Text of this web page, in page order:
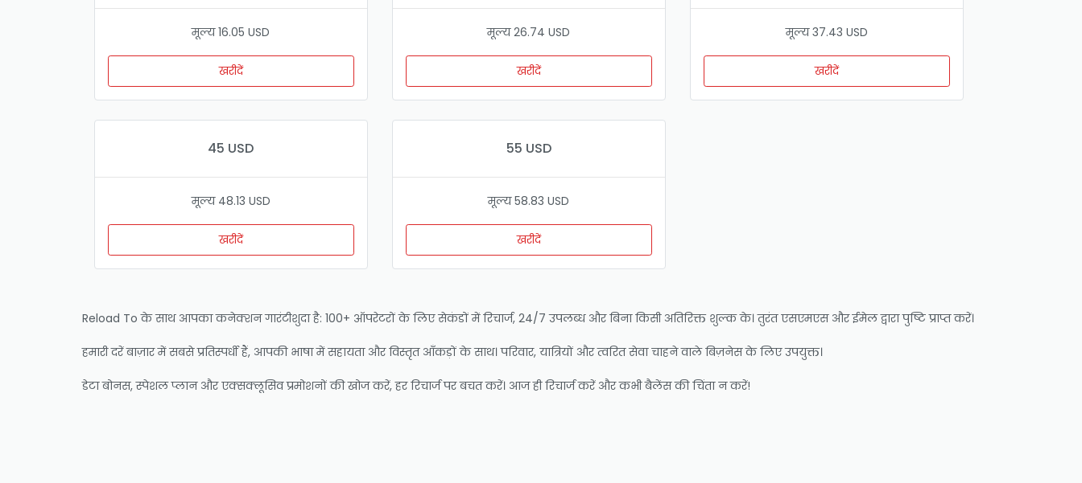
मूल्य 16.05 USD
खरीदें
मूल्य 26.74 USD
खरीदें
मूल्य 37.43 USD
खरीदें
45 USD
मूल्य 48.13 USD
खरीदें
55 USD
मूल्य 58.83 USD
खरीदें
Reload To के साथ आपका कनेक्शन गारंटीशुदा है: 100+ ऑपरेटरों के लिए सेकंडों में रिचार्ज, 24/7 उपलब्ध और बिना किसी अतिरिक्त शुल्क के। तुरंत एसएमएस और ईमेल द्वारा पुष्टि प्राप्त करें।
हमारी दरें बाज़ार में सबसे प्रतिस्पर्धी हैं, आपकी भाषा में सहायता और विस्तृत आँकड़ों के साथ। परिवार, यात्रियों और त्वरित सेवा चाहने वाले बिज़नेस के लिए उपयुक्त।
डेटा बोनस, स्पेशल प्लान और एक्सक्लूसिव प्रमोशनों की खोज करें, हर रिचार्ज पर बचत करें। आज ही रिचार्ज करें और कभी बैलेंस की चिंता न करें!